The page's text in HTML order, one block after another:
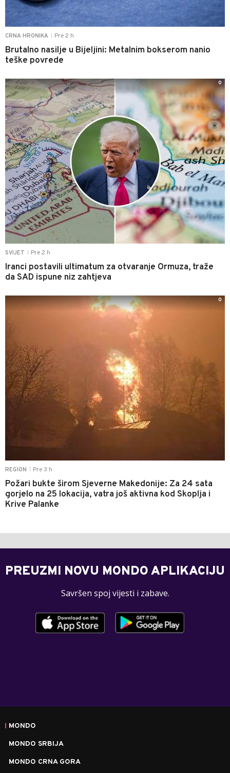
CRNA HRONIKA Pre 2 h
Brutalno nasilje u Bijeljini: Metalnim bokserom nanio
teške povrede
SVIJET Pre 2 h
Iranci postavili ultimatum za otvaranje Ormuza, traže
da SAD ispune niz zahtjeva
0
REGION Pre 3 h
Požari bukte širom Sjeverne Makedonije: Za 24 sata
gorjelo na 25 lokacija, vatra još aktivna kod Skoplja i
Krive Palanke
0
PREUZMI NOVU MONDO APLIKACIJU
Savršen spoj vijesti i zabave.
MONDO
MONDO SRBIJA
MONDO CRNA GORA